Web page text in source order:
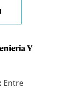
Y
Entre